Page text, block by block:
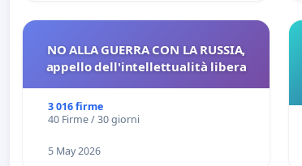
NO ALLA GUERRA CON LA RUSSIA,
appello dell'intellettualità libera
3 016 firme
40 Firme / 30 giorni
5 May 2026